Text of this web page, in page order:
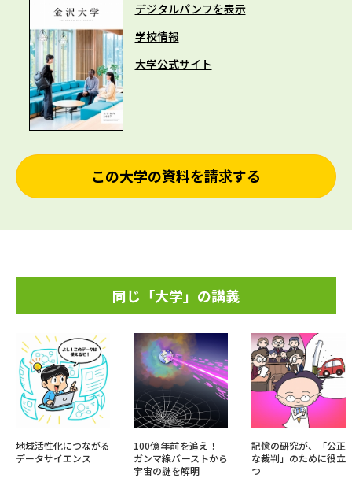
デジタルパンフを表示
学校情報
大学公式サイト
この大学の資料を請求する
同じ「大学」の講義
地域活性化につながる
データサイエンス
100億年前を追え！
ガンマ線バーストから
宇宙の謎を解明
記憶の研究が、「公正
な裁判」のために役立
つ